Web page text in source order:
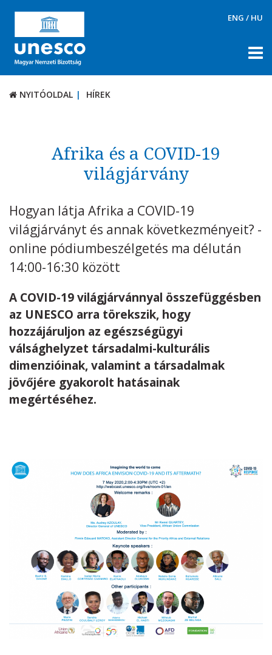
ENG / HU
NYITÓOLDAL HÍREK
TÉMÁK
DOKUMENTUMTÁR
KAPCSOLAT
Kövess minket unescohungary
Impresszum
Technikai információk
RSS
NYITÓOLDAL HÍREK
Afrika és a COVID-19
világjárvány
Hogyan látja Afrika a COVID-19
világjárványt és annak következményeit? -
online pódiumbeszélgetés ma délután
14:00-16:30 között
A COVID-19 világjárvánnyal összefüggésben
az UNESCO arra törekszik, hogy
hozzájáruljon az egészségügyi
válsághelyzet társadalmi-kulturális
dimenzióinak, valamint a társadalmak
jövőjére gyakorolt hatásainak
megértéséhez.